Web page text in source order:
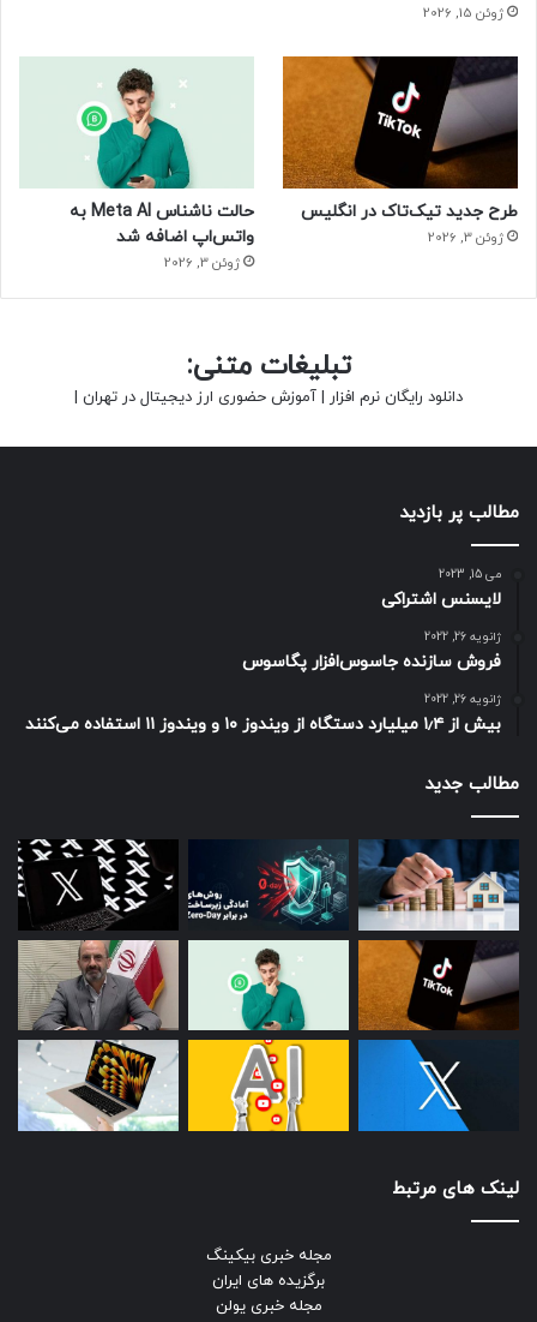
ژوئن 15, 2026
طرح جدید تیک‌تاک در انگلیس
ژوئن 3, 2026
حالت ناشناس Meta AI به
واتس‌اپ اضافه شد
ژوئن 3, 2026
تبلیغات متنی:
دانلود رایگان نرم افزار | آموزش حضوری ارز دیجیتال در تهران |
مطالب پر بازدید
می 15, 2023
لایسنس اشتراکی
ژانویه 26, 2022
فروش سازنده جاسوس‌افزار پگاسوس
ژانویه 26, 2022
بیش از ۱٫۴ میلیارد دستگاه از ویندوز ۱۰ و ویندوز ۱۱ استفاده می‌کنند
مطالب جدید
لینک های مرتبط
مجله خبری بیکینگ
برگزیده های ایران
مجله خبری یولن